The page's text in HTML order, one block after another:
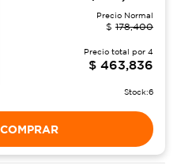
Precio Normal
$ 178,400
Precio total por 4
$ 463,836
Stock:6
COMPRAR